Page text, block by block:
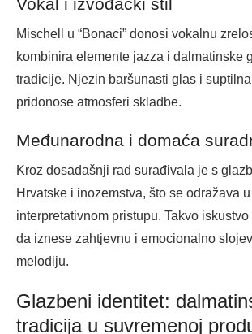
Vokal i izvođački stil
Mischell u “Bonaci” donosi vokalnu
kombinira elemente jazza i dalmatinske
tradicije. Njezin baršunasti glas i
pridonose atmosferi skladbe.
Međunarodna i domaća
Kroz dosadašnji rad surađivala je s
Hrvatske i inozemstva, što se odražava
interpretativnom pristupu. Takvo
da iznese zahtjevnu i emocionalno
melodiju.
Glazbeni identitet:
tradicija u suvremenoj